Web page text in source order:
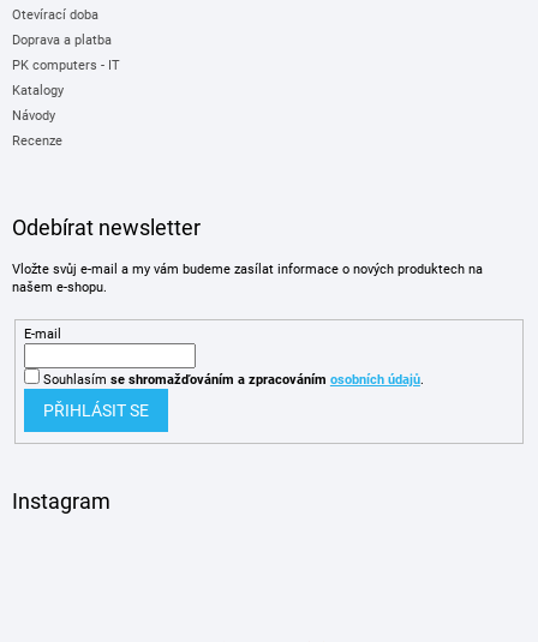
Otevírací doba
Doprava a platba
PK computers - IT
Katalogy
Návody
Recenze
Odebírat newsletter
Vložte svůj e-mail a my vám budeme zasílat informace o nových produktech na
našem e-shopu.
E-mail
Souhlasím se shromažďováním a zpracováním osobních údajů.
PŘIHLÁSIT SE
Instagram